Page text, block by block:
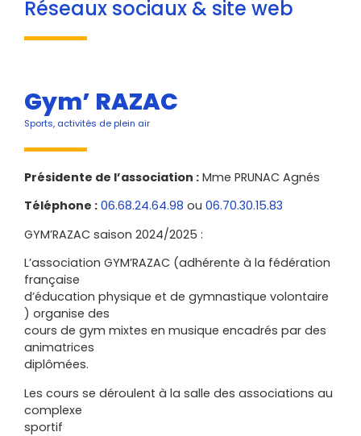
Réseaux sociaux & site web
Gym’ RAZAC
Sports, activités de plein air
Présidente de l’association : Mme PRUNAC Agnés
Téléphone : 06.68.24.64.98 ou 06.70.30.15.83
GYM’RAZAC saison 2024/2025 :
L’association GYM’RAZAC (adhérente à la fédération
française
d’éducation physique et de gymnastique volontaire
) organise des
cours de gym mixtes en musique encadrés par des
animatrices
diplômées.
Les cours se déroulent à la salle des associations au
complexe
sportif